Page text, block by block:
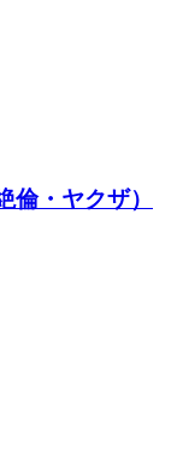
倫・ヤクザ）